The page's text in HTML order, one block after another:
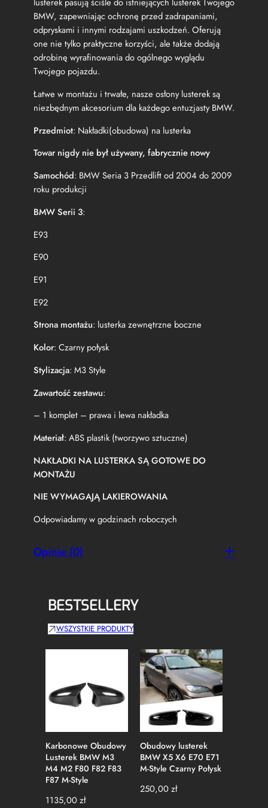
w
a
u
s
t
r
k
B
M
W
E
9
0
E
9
1
E
9
E
3
r
e
l
f
3
S
t
y
l
e
z
n
BMW, zapewniając ochronę przed zadrapaniami,
odpryskami i innymi rodzajami uszkodzeń. Oferują
one nie tylko praktyczne korzyści, ale także dodają
odrobinę wyrafinowania do ogólnego wyglądu
Twojego pojazdu.
Łatwe w montażu i trwałe, nasze osłony lusterek są
niezbędnym akcesorium dla każdego entuzjasty BMW.
Przedmiot: Nakładki(obudowa) na lusterka
Towar nigdy nie był używany, fabrycznie nowy
Samochód: BMW Seria 3 Przedlift od 2004 do 2009
roku produkcji
BMW Serii 3:
E93
E90
E91
E92
Strona montażu: lusterka zewnętrzne boczne
Kolor: Czarny połysk
Stylizacja: M3 Style
Zawartość zestawu:
– 1 komplet – prawa i lewa nakładka
Materiał: ABS plastik (tworzywo sztuczne)
NAKŁADKI NA LUSTERKA SĄ GOTOWE DO
MONTAŻU
NIE WYMAGAJĄ LAKIEROWANIA
Odpowiadamy w godzinach roboczych
Opinie (0)
BESTSELLERY
WSZYSTKIE PRODUKTY
Karbonowe Obudowy
Lusterek BMW M3
M4 M2 F80 F82 F83
F87 M-Style
1135,00zł
Obudowy lusterek
BMW X5 X6 E70 E71
M-Style Czarny Połysk
250,00zł